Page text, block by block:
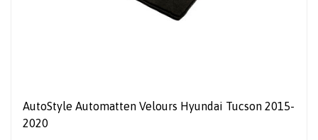
AutoStyle Automatten Velours Hyundai Tucson 2015-
2020